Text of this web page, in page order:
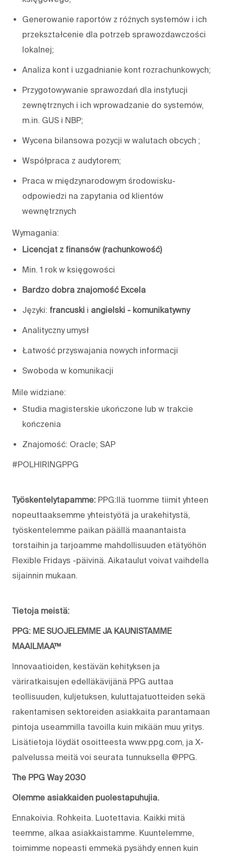
Generowanie raportów z różnych systemów i ich
przekształcenie dla potrzeb sprawozdawczości
lokalnej;
Analiza kont i uzgadnianie kont rozrachunkowych;
Przygotowywanie sprawozdań dla instytucji
zewnętrznych i ich wprowadzanie do systemów,
m.in. GUS i NBP;
Wycena bilansowa pozycji w walutach obcych ;
Współpraca z audytorem;
Praca w międzynarodowym środowisku-
odpowiedzi na zapytania od klientów
wewnętrznych
Wymagania:
Licencjat z finansów (rachunkowość)
Min. 1 rok w księgowości
Bardzo dobra znajomość Excela
Języki: francuski i angielski - komunikatywny
Analityczny umysł
Łatwość przyswajania nowych informacji
Swoboda w komunikacji
Mile widziane:
Studia magisterskie ukończone lub w trakcie
kończenia
Znajomość: Oracle; SAP
#POLHIRINGPPG
Työskentelytapamme: PPG:llä tuomme tiimit yhteen
nopeuttaaksemme yhteistyötä ja urakehitystä,
työskentelemme paikan päällä maanantaista
torstaihin ja tarjoamme mahdollisuuden etätyöhön
Flexible Fridays -päivinä. Aikataulut voivat vaihdella
sijainnin mukaan.
Tietoja meistä:
PPG: ME SUOJELEMME JA KAUNISTAMME
MAAILMAA™
Innovaatioiden, kestävän kehityksen ja
väriratkaisujen edelläkävijänä PPG auttaa
teollisuuden, kuljetuksen, kuluttajatuotteiden sekä
rakentamisen sektoreiden asiakkaita parantamaan
pintoja useammilla tavoilla kuin mikään muu yritys.
Lisätietoja löydät osoitteesta www.ppg.com, ja X-
palvelussa meitä voi seurata tunnuksella @PPG.
The PPG Way 2030
Olemme asiakkaiden puolestapuhujia.
Ennakoivia. Rohkeita. Luotettavia. Kaikki mitä
teemme, alkaa asiakkaistamme. Kuuntelemme,
toimimme nopeasti emmekä pysähdy ennen kuin